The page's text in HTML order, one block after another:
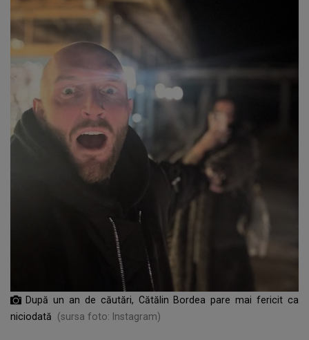
După un an de căutări, Cătălin Bordea pare mai fericit ca
niciodată
(sursa foto: Instagram)